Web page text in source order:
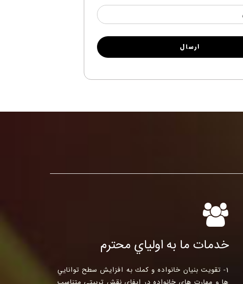
خدمات ما به اولياي محترم
1- تقويت بنيان خانواده و كمك به افزايش سطح توانايي